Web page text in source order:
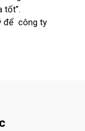
tốt”.
để công ty